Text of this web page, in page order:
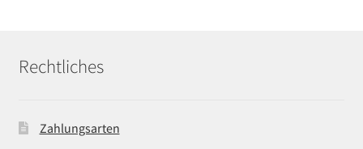
Rechtliches
Zahlungsarten